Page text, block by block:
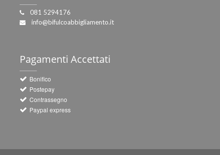
081 5294176
info@bifulcoabbigliamento.it
Pagamenti Accettati
Bonifico
Postepay
Contrassegno
Paypal express